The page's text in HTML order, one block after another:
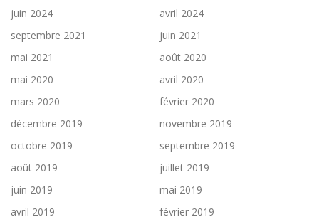
juin 2024
avril 2024
septembre 2021
juin 2021
mai 2021
août 2020
mai 2020
avril 2020
mars 2020
février 2020
décembre 2019
novembre 2019
octobre 2019
septembre 2019
août 2019
juillet 2019
juin 2019
mai 2019
avril 2019
février 2019